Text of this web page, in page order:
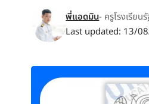
Last updated: 13/
พี่แอดมิน- ครูโรงเรียน